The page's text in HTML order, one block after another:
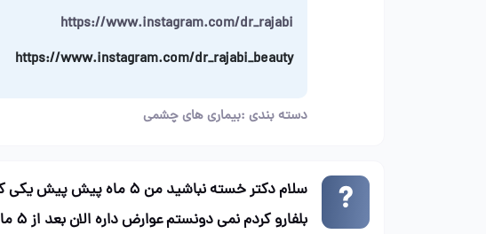
https://www.instagram.com/dr_rajabi
https://www.instagram.com/dr_rajabi_beauty
دسته بندی :بیماری های چشمی
سلام دکتر خسته نباشید من ۵